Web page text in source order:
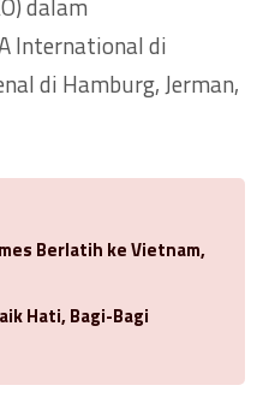
International di
di Hamburg, Jerman,
Berlatih ke Vietnam,
Hati, Bagi-Bagi